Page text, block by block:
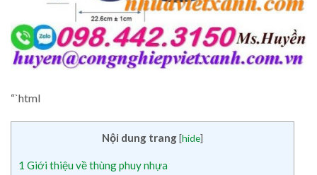
“`html
Nội dung trang[hide]
1 Giới thiệu về thùng phuy nhựa